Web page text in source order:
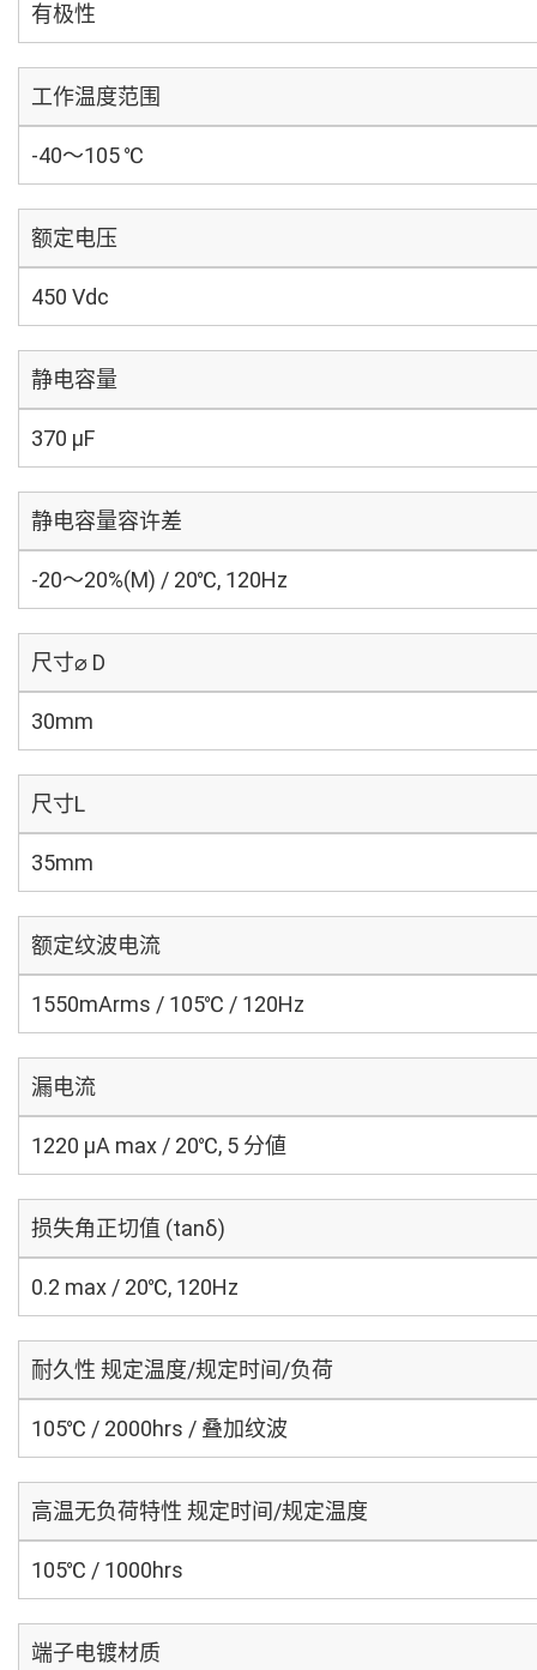
有极性
工作温度范围
-40～105 ℃
额定电压
450 Vdc
静电容量
370 µF
静电容量容许差
-20～20%(M) / 20℃, 120Hz
尺寸⌀ D
30mm
尺寸L
35mm
额定纹波电流
1550mArms / 105℃ / 120Hz
漏电流
1220 μA max / 20℃, 5 分値
损失角正切值 (tanδ)
0.2 max / 20℃, 120Hz
耐久性 规定温度/规定时间/负荷
105℃ / 2000hrs / 叠加纹波
高温无负荷特性 规定时间/规定温度
105℃ / 1000hrs
端子电镀材质